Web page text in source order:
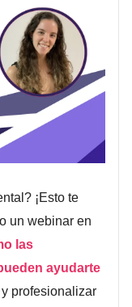
¡Esto te
un webinar en
las
ayudarte
profesionalizar